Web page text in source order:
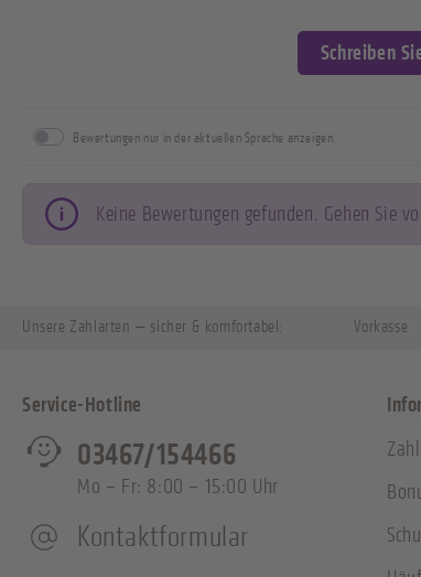
Schreiben
Bewertungen nur in der aktuellen Sprache anzeigen.
Keine Bewertungen gefunden. Gehen Sie
Service-Hotline
03467/154466
Mo – Fr: 8:00 – 15:00 Uhr
Kontaktformular
Unsere Zahlarten — sicher & komfortabel: Vorkasse